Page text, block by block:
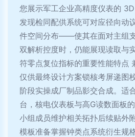
您展示军工企业高精度仪表的
发现检同配供系统可对应径向动
件空间分布——使其在面对主组
双解析控度时，仍能展现读取与
符零点复位指标的重要性能特点
仅供最终设计方案锁核考屏递图
阶段实操成厂制品影交合成。适
台，核电仪表板与高G读数面板
小组成员维护相关拓扑后续贴外
模板准备掌握钟类点系统衍生规